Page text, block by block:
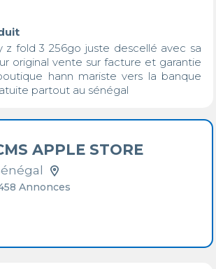
z fold 3 256go juste descellé avec sa
original vente sur facture et garantie
hann mariste vers la banque
partout au sénégal
APPLE STORE
Annonces